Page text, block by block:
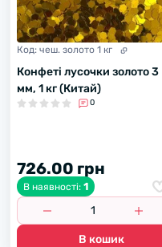
Код: чеш. золото 1 кг
Конфеті лусочки золото 3
мм, 1 кг (Китай)
0
726.00 грн
В наявності: 1
В кошик